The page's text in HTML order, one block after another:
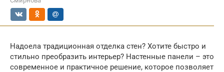
Надоела традиционная отделка стен? Хотите быстро и
стильно преобразить интерьер? Настенные панели – это
современное и практичное решение, которое позволяет